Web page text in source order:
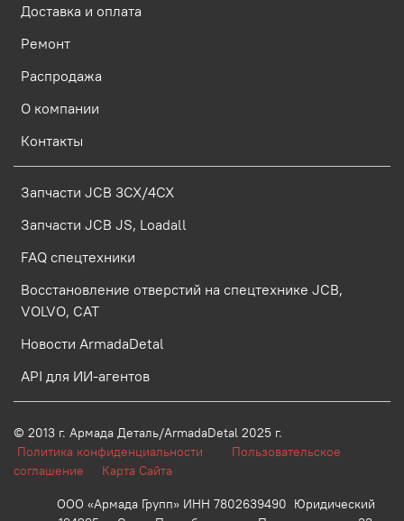
Доставка и оплата
Ремонт
Распродажа
О компании
Контакты
Запчасти JCB 3CX/4CX
Запчасти JCB JS, Loadall
FAQ спецтехники
Восстановление отверстий на спецтехнике JCB,
VOLVO, CAT
Новости ArmadaDetal
API для ИИ-агентов
© 2013 г. Армада Деталь/ArmadaDetal 2025 г.
Политика конфиденциальности
Пользовательское
соглашение Карта Сайта
ООО «Армада Групп» ИНН 7802639490 Юридический